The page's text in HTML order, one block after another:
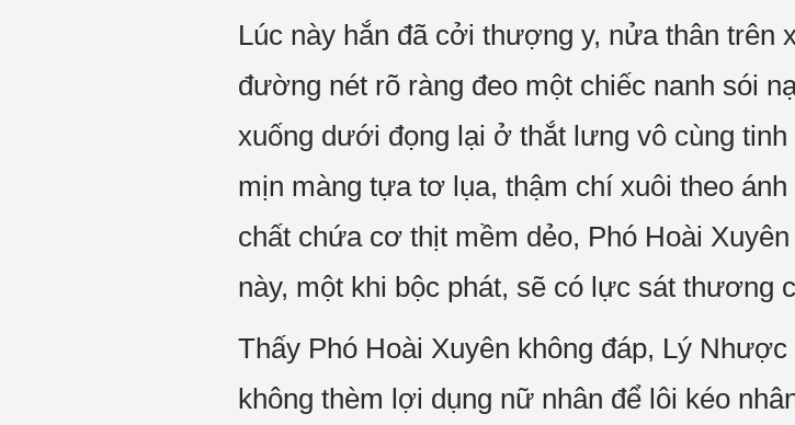
Lúc này hắn đã cởi thượng y, nửa thân trên
đường nét rõ ràng đeo một chiếc nanh sói
xuống dưới đọng lại ở thắt lưng vô cùng
mịn màng tựa tơ lụa, thậm chí xuôi theo
chất chứa cơ thịt mềm dẻo, Phó Hoài
này, một khi bộc phát, sẽ có lực sát thương
Thấy Phó Hoài Xuyên không đáp, Lý
không thèm lợi dụng nữ nhân để lôi kéo